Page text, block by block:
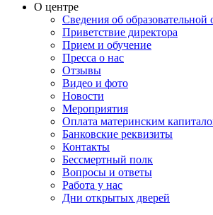
О центре
Сведения об образовательной
Приветствие директора
Прием и обучение
Пресса о нас
Отзывы
Видео и фото
Новости
Мероприятия
Оплата материнским
Банковские реквизиты
Контакты
Бессмертный полк
Вопросы и ответы
Работа у нас
Дни открытых дверей